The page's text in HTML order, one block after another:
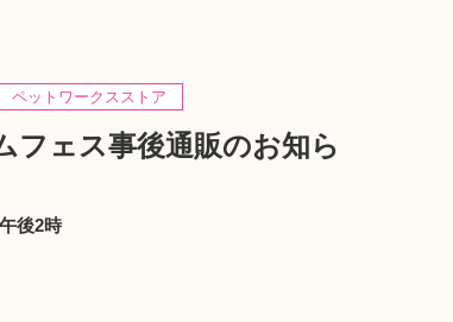
ペットワークスストア
フェス事後通販のお知ら
後2時